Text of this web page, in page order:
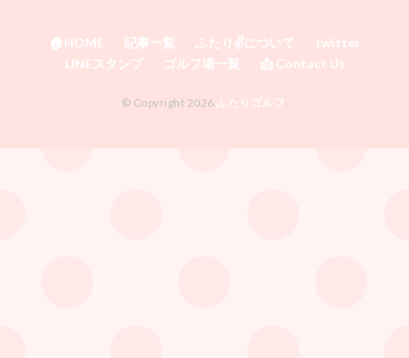
🏠HOME 記事一覧 ふたり✌️について
twitter
LINEスタンプ
ゴルフ場一覧 📩 Contact Us
© Copyright 2026 ふたりゴルフ.